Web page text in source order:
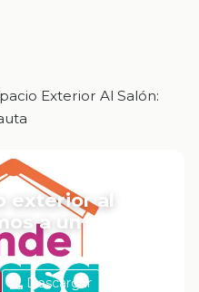
Exterior Al Salón:
exterior al
a un
Descargar